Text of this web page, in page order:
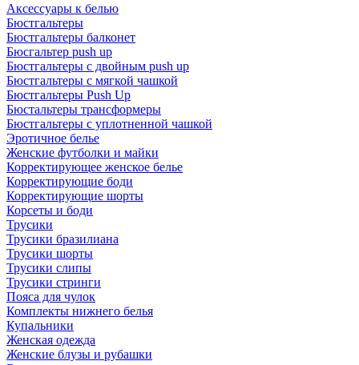
Аксессуары к белью
Бюстгальтеры
Бюстгальтеры балконет
Бюсгальтер push up
Бюстгальтеры с двойным push up
Бюстгальтеры с мягкой чашкой
Бюстгальтеры Push Up
Бюстальтеры трансформеры
Бюстгальтеры с уплотненной чашкой
Эротичное белье
Женские футболки и майки
Корректирующее женское белье
Корректирующие боди
Корректирующие шорты
Корсеты и боди
Трусики
Трусики бразилиана
Трусики шорты
Трусики слипы
Трусики стринги
Пояса для чулок
Комплекты нижнего белья
Купальники
Женская одежда
Женские блузы и рубашки